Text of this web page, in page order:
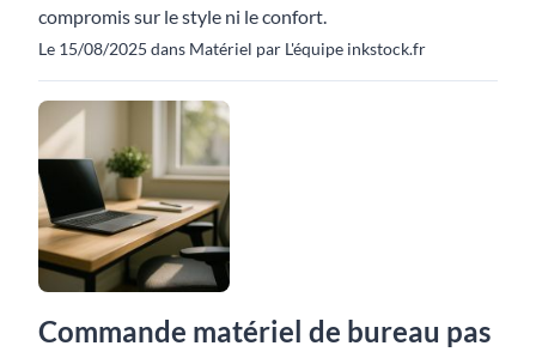
compromis sur le style ni le confort.
Le 15/08/2025 dans Matériel par L'équipe inkstock.fr
Commande matériel de bureau pas